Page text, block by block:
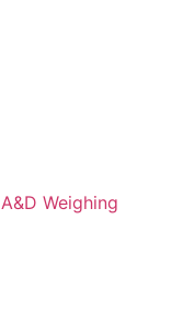
A&D Weighing